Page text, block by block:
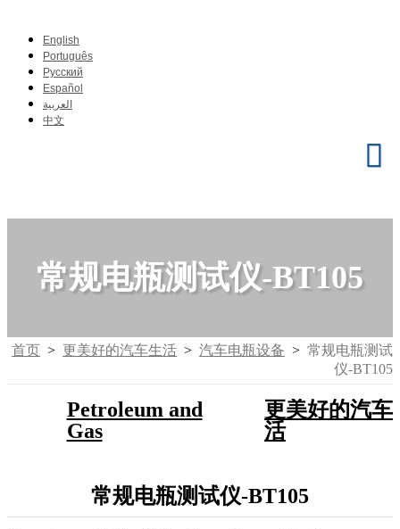
English
Português
Pусский
Español
العربية
中文
常规电瓶测试仪-BT105
首页 > 更美好的汽车生活 > 汽车电瓶设备 > 常规电瓶测试
仪-BT105
Petroleum and
Gas
更美好的汽车
活
常规电瓶测试仪-BT105